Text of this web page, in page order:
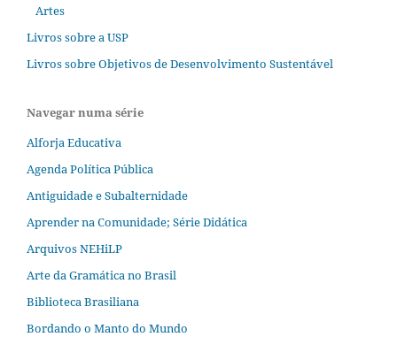
Artes
Livros sobre a USP
Livros sobre Objetivos de Desenvolvimento Sustentável
Navegar numa série
Alforja Educativa
Agenda Política Pública
Antiguidade e Subalternidade
Aprender na Comunidade; Série Didática
Arquivos NEHiLP
Arte da Gramática no Brasil
Biblioteca Brasiliana
Bordando o Manto do Mundo